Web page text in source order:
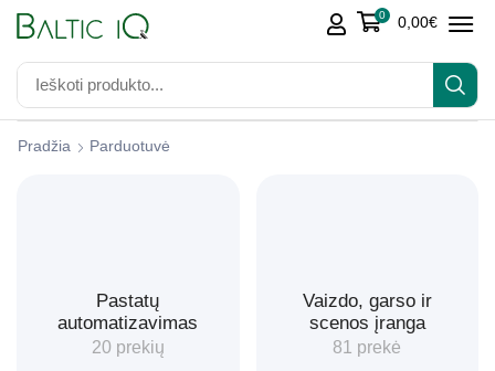
0 0,00€
Pradžia Parduotuvė
Pastatų
automatizavimas
20 prekių
Vaizdo, garso ir
scenos įranga
81 prekė